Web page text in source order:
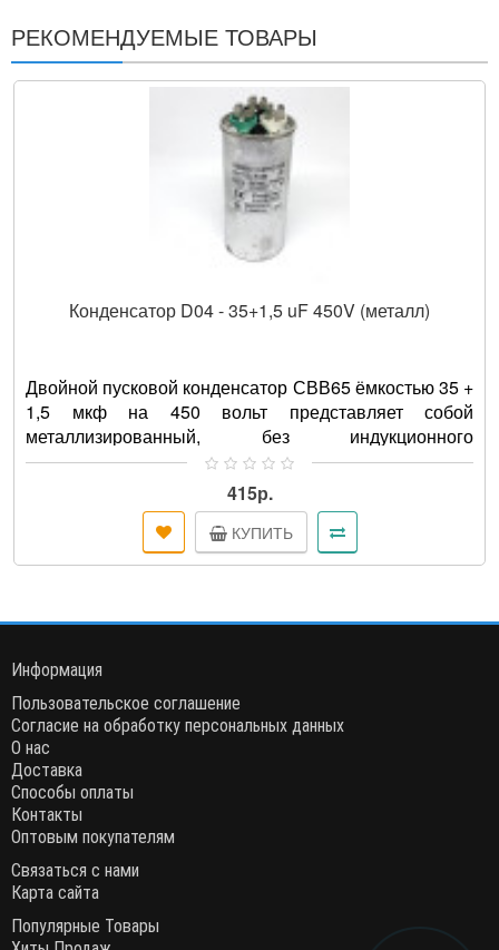
РЕКОМЕНДУЕМЫЕ ТОВАРЫ
Конденсатор D04 - 35+1,5 uF 450V (металл)
Двойной пусковой конденсатор СВВ65 ёмкостью 35 +
1,5 мкф на 450 вольт представляет собой
металлизированный, без индукционного
полипропиленового конденсатора, пр..
415р.
КУПИТЬ
Информация
Пользовательское соглашение
Согласие на обработку персональных данных
О нас
Доставка
Способы оплаты
Контакты
Оптовым покупателям
Связаться с нами
Карта сайта
Популярные Товары